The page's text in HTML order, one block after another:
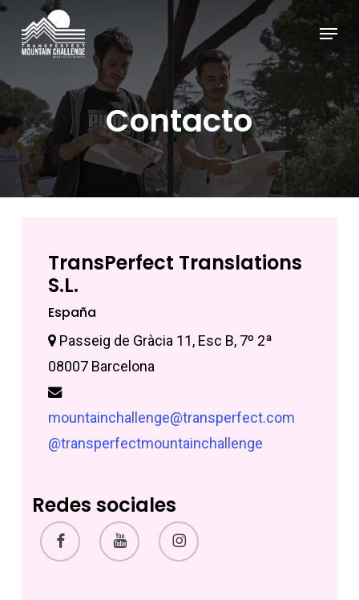
Skip
content
Menu
Contacto
TransPerfect Translations
S.L.
España
Passeig de Gràcia 11, Esc B, 7º 2ª
08007 Barcelona
mountainchallenge@transperfect.com
@transperfectmountainchallenge
Redes sociales
facebookYouTube instagram
Close
Menu